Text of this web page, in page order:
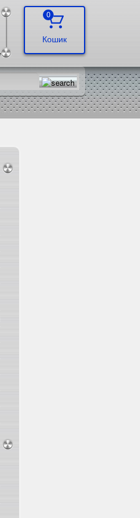
0